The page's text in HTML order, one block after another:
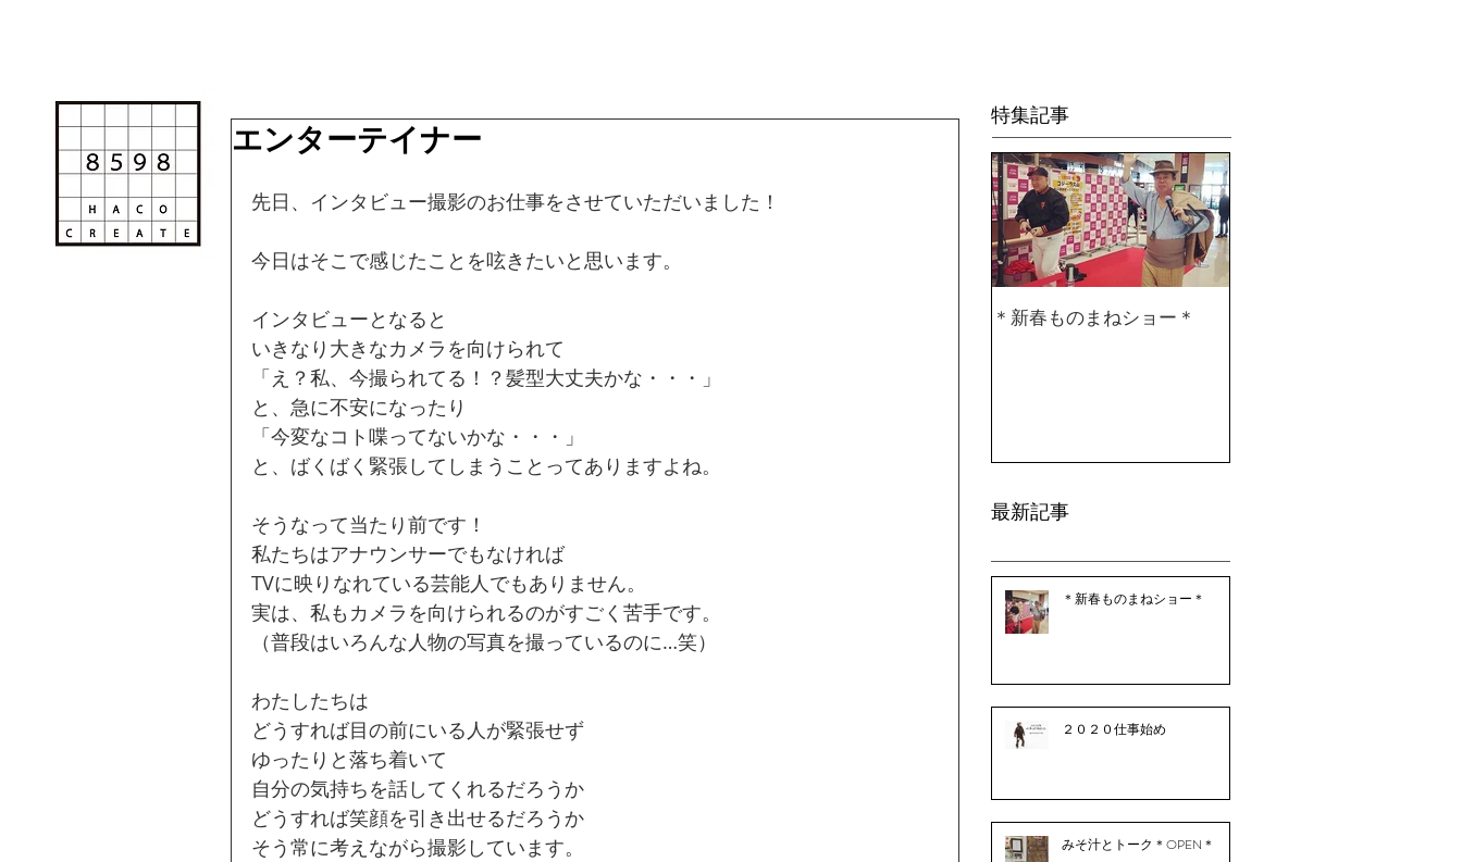
エンターテイナー
先日、インタビュー撮影のお仕事をさせていただいました！
今日はそこで感じたことを呟きたいと思います。
インタビューとなると
いきなり大きなカメラを向けられて
「え？私、今撮られてる！？髪型大丈夫かな・・・」
と、急に不安になったり
「今変なコト喋ってないかな・・・」
と、ばくばく緊張してしまうことってありますよね。
そうなって当たり前です！
私たちはアナウンサーでもなければ
TVに映りなれている芸能人でもありません。
実は、私もカメラを向けられるのがすごく苦手です。
（普段はいろんな人物の写真を撮っているのに…笑）
わたしたちは
どうすれば目の前にいる人が緊張せず
ゆったりと落ち着いて
自分の気持ちを話してくれるだろうか
どうすれば笑顔を引き出せるだろうか
そう常に考えながら撮影しています。
特集記事
＊新春ものまねショー＊
最新記事
＊新春ものまねショー＊
２０２０仕事始め
みそ汁とトーク＊OPEN＊